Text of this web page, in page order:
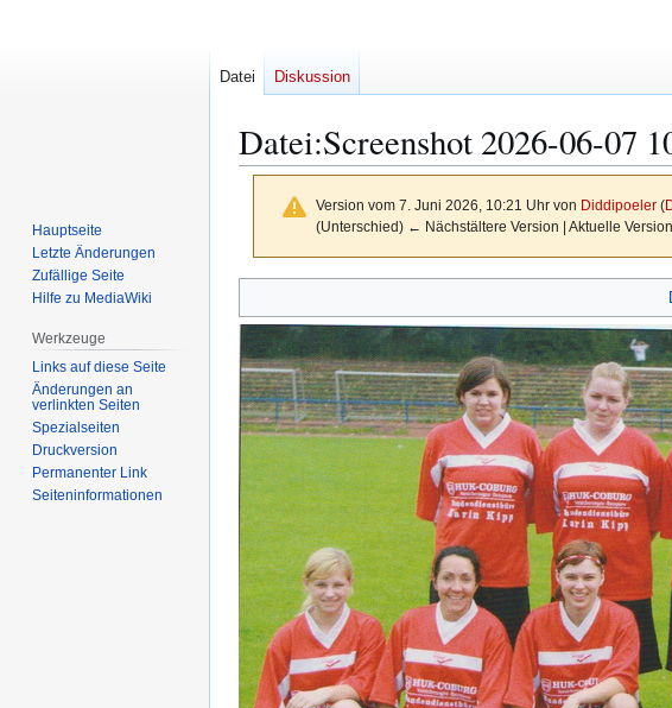
Datei:Screenshot 2026-06-07
Version vom 7. Juni 2026, 10:21 Uhr von Diddipoeler (
(Unterschied) ← Nächstältere Version | Aktuelle
Navigation
springen
Suche
springen
Datei Diskussion
Hauptseite
Letzte Änderungen
Zufällige Seite
Hilfe zu MediaWiki
Werkzeuge
Links auf diese Seite
Änderungen an
verlinkten Seiten
Spezialseiten
Druckversion
Permanenter Link
Seiten­­informationen